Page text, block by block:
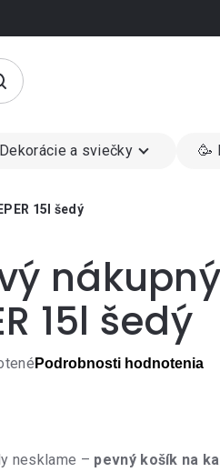
a sviečky 🥳
15l šedý
15l šedý
Podrobnosti hodnotenia
nesklame – pevný košík na